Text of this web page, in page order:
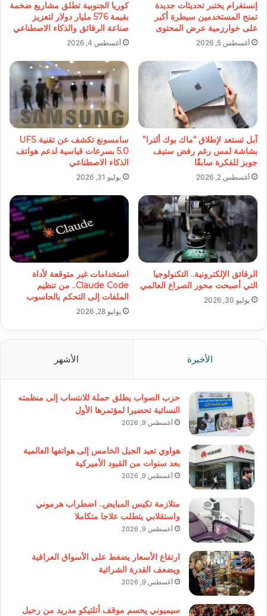
إنستغرام يختبر تحديثات جديدة
تمنح المستخدمين سيطرة أكبر
على خوارزمية عرض المحتوى
أغسطس 5, 2026
كوريا الجنوبية تطلق مشاريع ضخمة
بقيمة 576 مليار دولار لتعزيز
صناعة الرقائق والذكاء الاصطناعي
أغسطس 4, 2026
آبل تستعد لإطلاق “ماك بوك ألترا”
بشاشة لمس رغم رفض ستيف
جوبز للفكرة سابقًا
أغسطس 2, 2026
سامسونغ تكشف عن تقنية UFS
5.0 بسرعات قياسية لدعم هواتف
الذكاء الاصطناعي
يوليو 31, 2026
الرقائق الإلكترونية.. التكنولوجيا
التي أصبحت محور الصراع العالمي
يوليو 30, 2026
استخدامات غير متوقعة لأداة
Claude Code.. من تنظيم
الملفات إلى التحكم بالحاسوب
يوليو 28, 2026
الأخيرة الأشهر
حزب الصواب يطلق حملة للانتساب إلى منظمته
النسائية تحضيرا لمؤتمرها الأول
أغسطس 9, 2026
هواوي تعيد الجيل الخامس إلى هواتفها العالمية
بعد سنوات من القيود الأميركية
أغسطس 9, 2026
متلازمة تكيس المبايض.. اضطراب هرموني
واستقلابي يتطلب علاجا متكاملا
أغسطس 9, 2026
ارتفاع الأسعار يضغط على الأسواق العراقية
ويضعف القدرة الشرائية
أغسطس 9, 2026
سيميوني يحسم موقف أتلتيكو مدريد من رحيل